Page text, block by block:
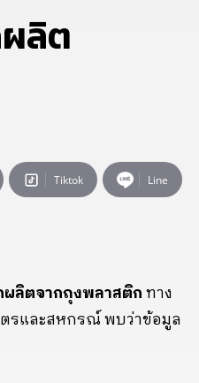
ลิต
Tiktok Line
ผลิตจากถุงพลาสติกทาง
รและสหกรณ์ พบว่าข้อมูล